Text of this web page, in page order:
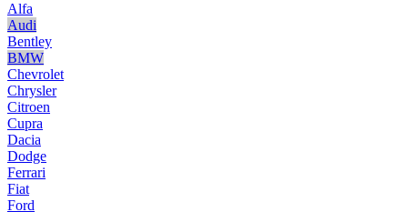
Alfa
Audi
Bentley
BMW
Chevrolet
Chrysler
Citroen
Cupra
Dacia
Dodge
Ferrari
Fiat
Ford